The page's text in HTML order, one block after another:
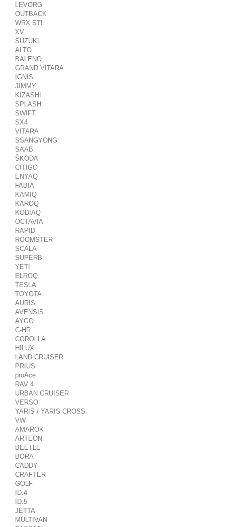
LEVORG
OUTBACK
WRX STI
XV
SUZUKI
ALTO
BALENO
GRAND VITARA
IGNIS
JIMMY
KIZASHI
SPLASH
SWIFT
SX4
VITARA
SSANGYONG
SAAB
ŠKODA
CITIGO
ENYAQ
FABIA
KAMIQ
KAROQ
KODIAQ
OCTAVIA
RAPID
ROOMSTER
SCALA
SUPERB
YETI
ELROQ
TESLA
TOYOTA
AURIS
AVENSIS
AYGO
C-HR
COROLLA
HILUX
LAND CRUISER
PRIUS
proAce
RAV 4
URBAN CRUISER
VERSO
YARIS / YARIS CROSS
VW
AMAROK
ARTEON
BEETLE
BORA
CADDY
CRAFTER
GOLF
ID.4
ID.5
JETTA
MULTIVAN